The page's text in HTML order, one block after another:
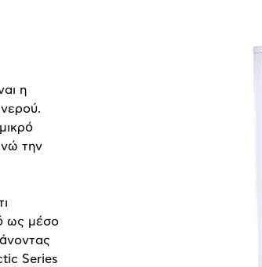
η
την
ως μέσο
Series